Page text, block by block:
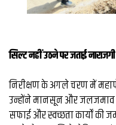
सिल्‍ट नहीं उठने पर जताई नाराजगी
​निरीक्षण के अगले चरण में
उन्होंने मानसून और जलजमाव
सफाई और स्वच्छता कार्यों की